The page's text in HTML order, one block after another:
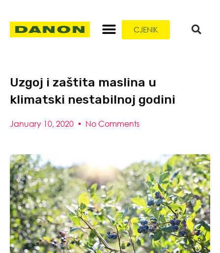
CJENIK
Uzgoj i zaštita maslina u
klimatski nestabilnoj godini
January 10, 2020 No Comments